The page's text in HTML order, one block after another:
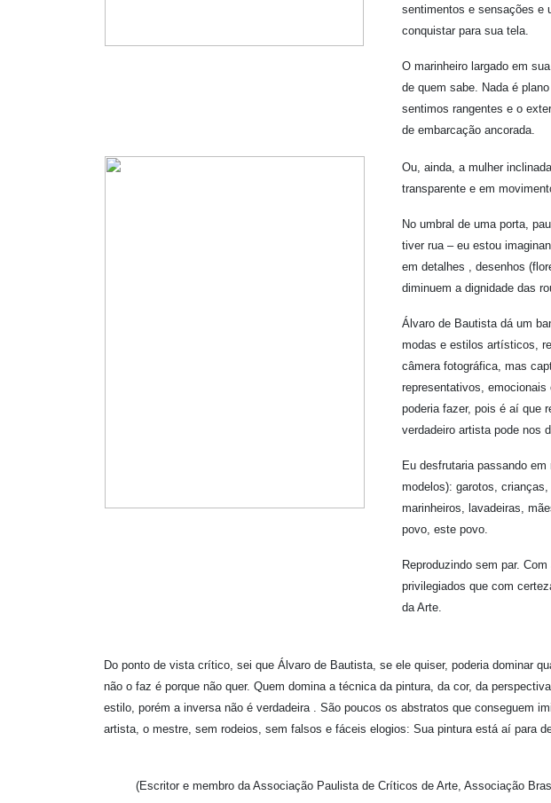
sentimentos e sensações e
conquistar para sua tela.
O marinheiro largado em
de quem sabe. Nada é
sentimos rangentes e o
de embarcação ancorada.
Ou, ainda, a mulher
transparente e em
No umbral de uma porta,
tiver rua – eu estou
em detalhes , desenhos
diminuem a dignidade das
Álvaro de Bautista dá um
modas e estilos artísticos,
câmera fotográfica, mas
representativos,
poderia fazer, pois é aí que
verdadeiro artista pode nos
Eu desfrutaria passando
modelos): garotos,
marinheiros, lavadeiras,
povo, este povo.
Reproduzindo sem par.
privilegiados que com
da Arte.
Do ponto de vista crítico, sei que Álvaro de Bautista, se ele quiser, poderia dominar
não o faz é porque não quer. Quem domina a técnica da pintura, da cor, da
estilo, porém a inversa não é verdadeira . São poucos os abstratos que conseguem
artista, o mestre, sem rodeios, sem falsos e fáceis elogios: Sua pintura está aí para
(Escritor e membro da Associação Paulista de Críticos de Arte, Associação